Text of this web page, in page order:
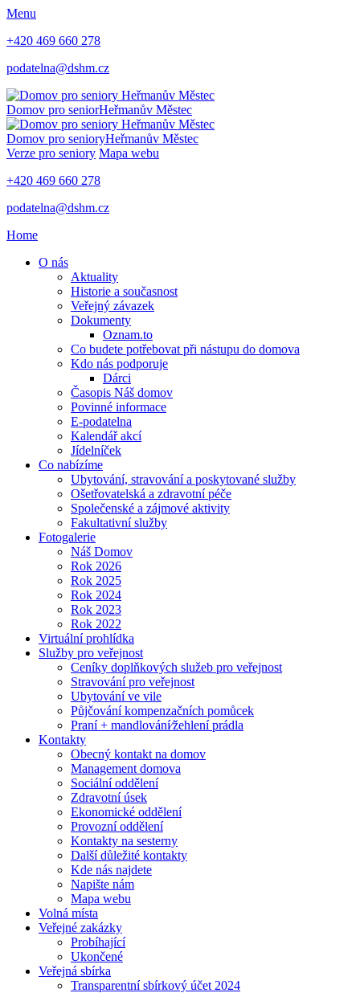
Menu
+420 469 660 278
podatelna@dshm.cz
Domov pro seniorHeřmanův Městec
Domov pro senioryHeřmanův Městec
Verze pro seniory Mapa webu
+420 469 660 278
podatelna@dshm.cz
Home
O nás
Aktuality
Historie a současnost
Veřejný závazek
Dokumenty
Oznam.to
Co budete potřebovat při nástupu do domova
Kdo nás podporuje
Dárci
Časopis Náš domov
Povinné informace
E-podatelna
Kalendář akcí
Jídelníček
Co nabízíme
Ubytování, stravování a poskytované služby
Ošetřovatelská a zdravotní péče
Společenské a zájmové aktivity
Fakultativní služby
Fotogalerie
Náš Domov
Rok 2026
Rok 2025
Rok 2024
Rok 2023
Rok 2022
Virtuální prohlídka
Služby pro veřejnost
Ceníky doplňkových služeb pro veřejnost
Stravování pro veřejnost
Ubytování ve vile
Půjčování kompenzačních pomůcek
Praní + mandlování⁄žehlení prádla
Kontakty
Obecný kontakt na domov
Management domova
Sociální oddělení
Zdravotní úsek
Ekonomické oddělení
Provozní oddělení
Kontakty na sesterny
Další důležité kontakty
Kde nás najdete
Napište nám
Mapa webu
Volná místa
Veřejné zakázky
Probíhající
Ukončené
Veřejná sbírka
Transparentní sbírkový účet 2024